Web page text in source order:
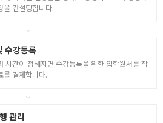
을 컨설팅합니다.
수강등록
시간이 정해지면 수강등록을 위한 입학원서를 작
를 결제합니다.
관리